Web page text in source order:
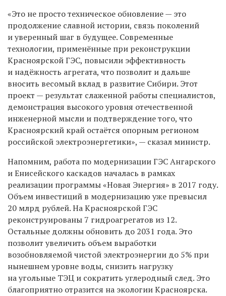
«Это не просто техническое обновление — это
продолжение славной истории, связь поколений
и уверенный шаг в будущее. Современные
технологии, применённые при реконструкции
Красноярской ГЭС, повысили эффективность
и надёжность агрегата, что позволит и дальше
вносить весомый вклад в развитие Сибири. Этот
проект — результат слаженной работы специалистов,
демонстрация высокого уровня отечественной
инженерной мысли и подтверждение того, что
Красноярский край остаётся опорным регионом
российской электроэнергетики», — сказал министр.
Напомним, работа по модернизации ГЭС Ангарского
и Енисейского каскадов началась в рамках
реализации программы «Новая Энергия» в 2017 году.
Объем инвестиций в модернизацию уже превысил
20 млрд рублей. На Красноярской ГЭС
реконструированы 7 гидроагрегатов из 12.
Остальные должны обновить до 2031 года. Это
позволит увеличить объем выработки
возобновляемой чистой электроэнергии до 5% при
нынешнем уровне воды, снизить нагрузку
на угольные ТЭЦ и сократить углеродный след. Это
благоприятно отразится на экологии Красноярска.